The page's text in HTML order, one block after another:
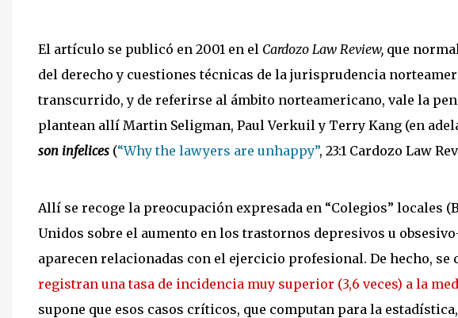
El artículo se publicó en 2001 en el Cardozo Law Review, que
del derecho y cuestiones técnicas de la jurisprudencia
transcurrido, y de referirse al ámbito norteamericano, vale la
plantean allí Martin Seligman, Paul Verkuil y Terry Kang (en
son infelices (“Why the lawyers are unhappy”, 23:1 Cardozo Law
Allí se recoge la preocupación expresada en “Colegios” locales
Unidos sobre el aumento en los trastornos depresivos u
aparecen relacionadas con el ejercicio profesional. De hecho, se
registran una tasa de incidencia muy superior (3,6 veces) a la
supone que esos casos críticos, que computan para la